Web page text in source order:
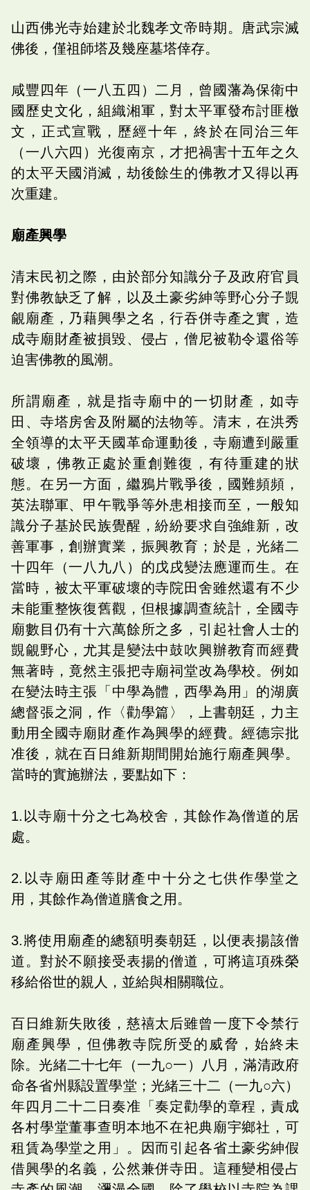
山西佛光寺始建於北魏孝文帝時期。唐武宗滅
佛後，僅祖師塔及幾座墓塔倖存。
咸豐四年（一八五四）二月，曾國藩為保衛中
國歷史文化，組織湘軍，對太平軍發布討匪檄
文，正式宣戰，歷經十年，終於在同治三年
（一八六四）光復南京，才把禍害十五年之久
的太平天國消滅，劫後餘生的佛教才又得以再
次重建。
廟產興學
清末民初之際，由於部分知識分子及政府官員
對佛教缺乏了解，以及土豪劣紳等野心分子覬
覦廟產，乃藉興學之名，行吞併寺產之實，造
成寺廟財產被損毀、侵占，僧尼被勒令還俗等
迫害佛教的風潮。
所謂廟產，就是指寺廟中的一切財產，如寺
田、寺塔房舍及附屬的法物等。清末，在洪秀
全領導的太平天國革命運動後，寺廟遭到嚴重
破壞，佛教正處於重創難復，有待重建的狀
態。在另一方面，繼鴉片戰爭後，國難頻頻，
英法聯軍、甲午戰爭等外患相接而至，一般知
識分子基於民族覺醒，紛紛要求自強維新，改
善軍事，創辦實業，振興教育；於是，光緒二
十四年（一八九八）的戊戌變法應運而生。在
當時，被太平軍破壞的寺院田舍雖然還有不少
未能重整恢復舊觀，但根據調查統計，全國寺
廟數目仍有十六萬餘所之多，引起社會人士的
覬覦野心，尤其是變法中鼓吹興辦教育而經費
無著時，竟然主張把寺廟祠堂改為學校。例如
在變法時主張「中學為體，西學為用」的湖廣
總督張之洞，作〈勸學篇〉，上書朝廷，力主
動用全國寺廟財產作為興學的經費。經德宗批
准後，就在百日維新期間開始施行廟產興學。
當時的實施辦法，要點如下：
1.以寺廟十分之七為校舍，其餘作為僧道的居
處。
2.以寺廟田產等財產中十分之七供作學堂之
用，其餘作為僧道膳食之用。
3.將使用廟產的總額明奏朝廷，以便表揚該僧
道。對於不願接受表揚的僧道，可將這項殊榮
移給俗世的親人，並給與相關職位。
百日維新失敗後，慈禧太后雖曾一度下令禁行
廟產興學，但佛教寺院所受的威脅，始終未
除。光緒二十七年（一九○一）八月，滿清政府
命各省州縣設置學堂；光緒三十二（一九○六）
年四月二十二日奏准「奏定勸學的章程，責成
各村學堂董事查明本地不在祀典廟宇鄉社，可
租賃為學堂之用」。因而引起各省土豪劣紳假
借興學的名義，公然兼併寺田。這種變相侵占